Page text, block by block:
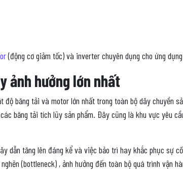
(động cơ giảm tốc) và inverter chuyên dụng cho ứng
ảnh hưởng lớn nhất
băng tải và motor lớn nhất trong toàn bộ dây chuyền
băng tải tích lũy sản phẩm. Đây cũng là khu vực yêu
dẫn tăng lên đáng kể và việc bảo trì hay khắc phục sự
(bottleneck) , ảnh hưởng đến toàn bộ quá trình vận